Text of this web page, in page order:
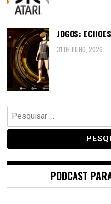
JOGOS:
31 DE JULHO, 2026
Pesquisar
por:
PODCAST